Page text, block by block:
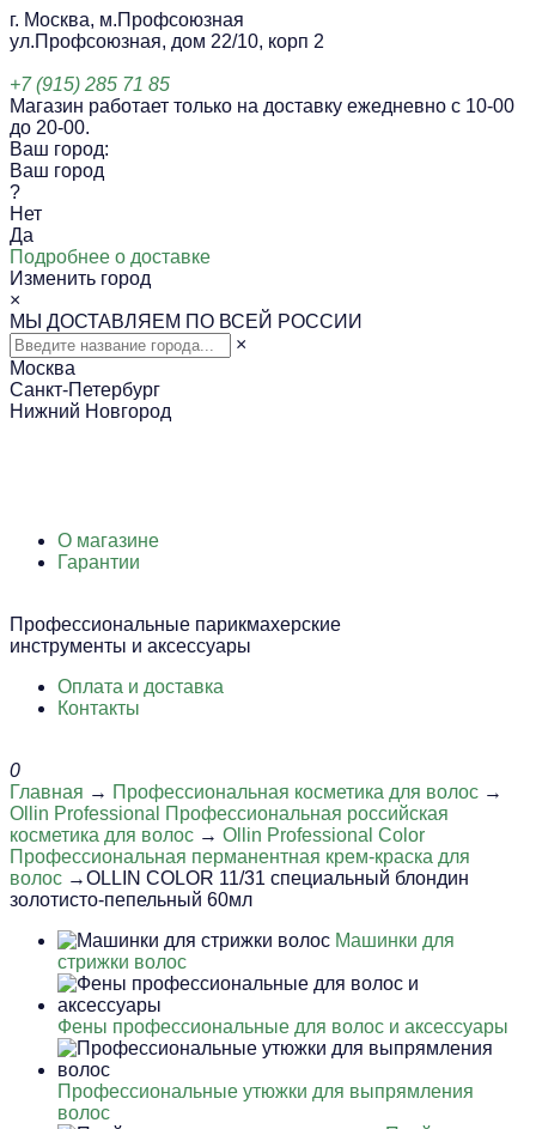
г. Москва, м.Профсоюзная
ул.Профсоюзная, дом 22/10, корп 2
+7 (915) 285 71 85
Магазин работает только на доставку ежедневно с 10-00
до 20-00.
Ваш город:
Ваш город
?
Нет
Да
Подробнее о доставке
Изменить город
×
МЫ ДОСТАВЛЯЕМ ПО ВСЕЙ РОССИИ
×
Москва
Санкт-Петербург
Нижний Новгород
О магазине
Гарантии
Профессиональные парикмахерские
инструменты и аксессуары
Оплата и доставка
Контакты
0
Главная → Профессиональная косметика для волос →
Ollin Professional Профессиональная российская
косметика для волос → Ollin Professional Color
Профессиональная перманентная крем-краска для
волос →OLLIN COLOR 11/31 специальный блондин
золотисто-пепельный 60мл
Машинки для
стрижки волос
Фены профессиональные для волос и аксессуары
Профессиональные утюжки для выпрямления
волос